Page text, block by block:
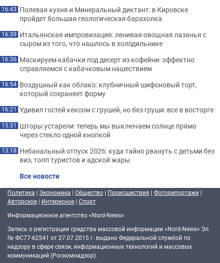
16:43 Полевая кухня и Минеральный диктант: в Кировске
пройдет большая геологическая барахолка
16:39 Итальянская импровизация: ленивая овощная лазанья с
сыром из того, что нашлось в холодильнике
16:36 Маскируем кабачки под десерт из кофейни: эффектно
справляемся с кабачковым нашествием
16:54 Воздушный как облако: клубничный шифоновый торт,
который сохраняет форму
16:21 Удивил гостей кексом с грушей, но без груши: все в восторге
15:31 Шторы устарели: теперь мы выключаем солнце прямо
через стекло одной кнопкой
13:18 Небанальный отпуск 2026: куда тайно рвануть с детьми без
виз, толп туристов и адской жары
Все новости
Политика | Экономика | Общество | Происшествия | Фоторепортажи |
Авторское | Интересное | Спорт
Информационное агентство «Nord-News»
Запись о регистрации средства массовой информации «Nord-News» Эл
№ ФС77-62541 от 27.07.2015 г. выдано Федеральной службой по
надзору в сфере связи, информационных технологий и массовых
коммуникаций (Роскомнадзор).